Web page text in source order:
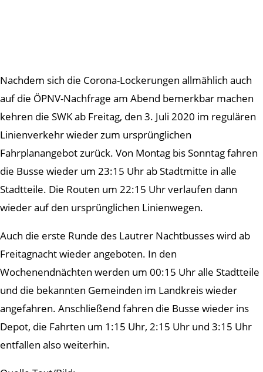
Nachdem sich die Corona-Lockerungen allmählich auch
auf die ÖPNV-Nachfrage am Abend bemerkbar machen
kehren die SWK ab Freitag, den 3. Juli 2020 im regulären
Linienverkehr wieder zum ursprünglichen
Fahrplanangebot zurück. Von Montag bis Sonntag fahren
die Busse wieder um 23:15 Uhr ab Stadtmitte in alle
Stadtteile. Die Routen um 22:15 Uhr verlaufen dann
wieder auf den ursprünglichen Linienwegen.
Auch die erste Runde des Lautrer Nachtbusses wird ab
Freitagnacht wieder angeboten. In den
Wochenendnächten werden um 00:15 Uhr alle Stadtteile
und die bekannten Gemeinden im Landkreis wieder
angefahren. Anschließend fahren die Busse wieder ins
Depot, die Fahrten um 1:15 Uhr, 2:15 Uhr und 3:15 Uhr
entfallen also weiterhin.